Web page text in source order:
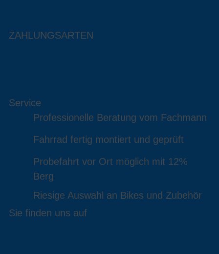
ZAHLUNGSARTEN
Service
Professionelle Beratung vom Fachmann
Fahrrad fertig montiert und geprüft
Probefahrt vor Ort möglich mit 12%
Berg
Riesige Auswahl an Bikes und Zubehör
Sie finden uns auf